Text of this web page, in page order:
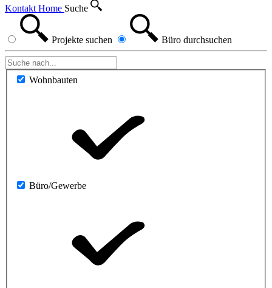
Kontakt Home Suche
Projekte suchen Büro durchsuchen
Wohnbauten
Büro/Gewerbe